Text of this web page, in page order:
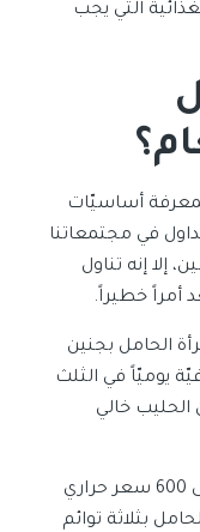
التي يجب
أساسيّات
في مجتمعاتنا
إلا إنه تناول
أمراً خطيراً.
الحامل بجنين
إضافيّة يوميّاً في الثلث
الحليب خالي
أما المرأة الحامل بتوأم فإنها تحتاج إلى 600 سعر حراري
بثلاثة توائم